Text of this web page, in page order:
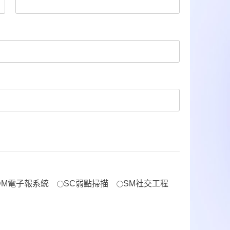
電子報系統 SC弱點掃描 SM社交工程